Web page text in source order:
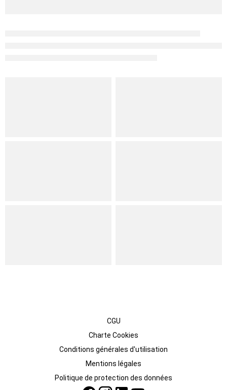
CGU
Charte Cookies
Conditions générales d'utilisation
Mentions légales
Politique de protection des données